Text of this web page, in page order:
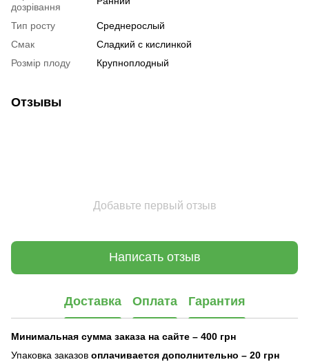
дозрівання
Тип росту
Среднерослый
Смак
Сладкий с кислинкой
Розмір плоду
Крупноплодный
Отзывы
Добавьте первый отзыв
Написать отзыв
Доставка Оплата Гарантия
Минимальная сумма заказа на сайте – 400 грн
Упаковка заказов оплачивается дополнительно – 20 грн